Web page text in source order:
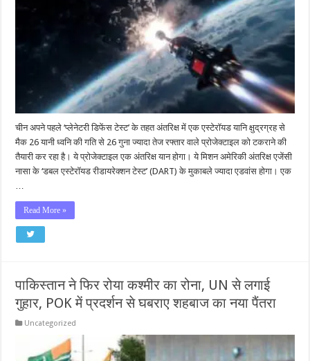
चीन अपने पहले ‘प्लेनेटरी डिफेंस टेस्ट’ के तहत अंतरिक्ष में एक एस्टेरॉयड यानि क्षुद्रग्रह से
मैक 26 यानी ध्वनि की गति से 26 गुना ज्यादा तेज रफ्तार वाले प्रोजेक्टाइल को टकराने की
तैयारी कर रहा है। ये प्रोजेक्टाइल एक अंतरिक्ष यान होगा। ये मिशन अमेरिकी अंतरिक्ष एजेंसी
नासा के ‘डबल एस्टेरॉयड रीडायरेक्शन टेस्ट’ (DART) के मुकाबले ज्यादा एडवांस होगा। एक
…
Read More »
पाकिस्तान ने फिर रोया कश्मीर का रोना, UN से लगाई
गुहार, POK में प्रदर्शन से घबराए शहबाज का नया पैंतरा
Uncategorized